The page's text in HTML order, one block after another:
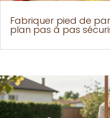
Fabriquer pied de
plan pas à pas